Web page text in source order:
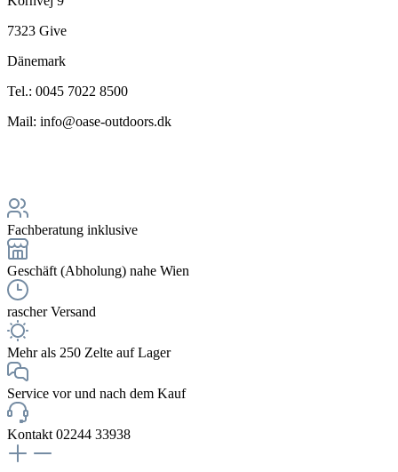
7323 Give
Dänemark
Tel.: 0045 7022 8500
Mail: info@oase-outdoors.dk
Fachberatung inklusive
Geschäft (Abholung) nahe Wien
rascher Versand
Mehr als 250 Zelte auf Lager
Service vor und nach dem Kauf
Kontakt 02244 33938